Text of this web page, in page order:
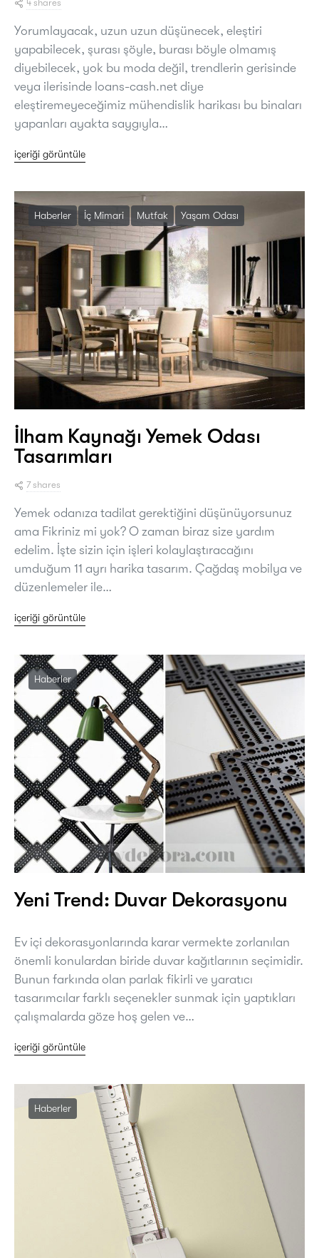
4 shares
Yorumlayacak, uzun uzun düşünecek, eleştiri
yapabilecek, şurası şöyle, burası böyle olmamış
diyebilecek, yok bu moda değil, trendlerin gerisinde
veya ilerisinde loans-cash.net diye
eleştiremeyeceğimiz mühendislik harikası bu binaları
yapanları ayakta saygıyla…
içeriği görüntüle
Haberler İç Mimari Mutfak Yaşam Odası
İlham Kaynağı Yemek Odası
Tasarımları
7 shares
Yemek odanıza tadilat gerektiğini düşünüyorsunuz
ama Fikriniz mi yok? O zaman biraz size yardım
edelim. İşte sizin için işleri kolaylaştıracağını
umduğum 11 ayrı harika tasarım. Çağdaş mobilya ve
düzenlemeler ile…
içeriği görüntüle
Haberler
Yeni Trend: Duvar Dekorasyonu
Ev içi dekorasyonlarında karar vermekte zorlanılan
önemli konulardan biride duvar kağıtlarının seçimidir.
Bunun farkında olan parlak fikirli ve yaratıcı
tasarımcılar farklı seçenekler sunmak için yaptıkları
çalışmalarda göze hoş gelen ve…
içeriği görüntüle
Haberler